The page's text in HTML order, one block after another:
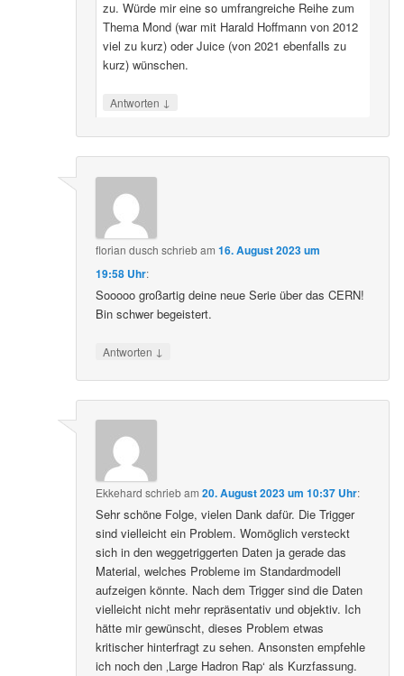
zu. Würde mir eine so umfrangreiche Reihe zum
Thema Mond (war mit Harald Hoffmann von 2012
viel zu kurz) oder Juice (von 2021 ebenfalls zu
kurz) wünschen.
Antworten ↓
florian dusch schriebam16. August 2023 um
19:58 Uhr:
Sooooo großartig deine neue Serie über das CERN!
Bin schwer begeistert.
Antworten ↓
Ekkehard schriebam20. August 2023 um 10:37 Uhr:
Sehr schöne Folge, vielen Dank dafür. Die Trigger
sind vielleicht ein Problem. Womöglich versteckt
sich in den weggetriggerten Daten ja gerade das
Material, welches Probleme im Standardmodell
aufzeigen könnte. Nach dem Trigger sind die Daten
vielleicht nicht mehr repräsentativ und objektiv. Ich
hätte mir gewünscht, dieses Problem etwas
kritischer hinterfragt zu sehen. Ansonsten empfehle
ich noch den ‚Large Hadron Rap‘ als Kurzfassung.